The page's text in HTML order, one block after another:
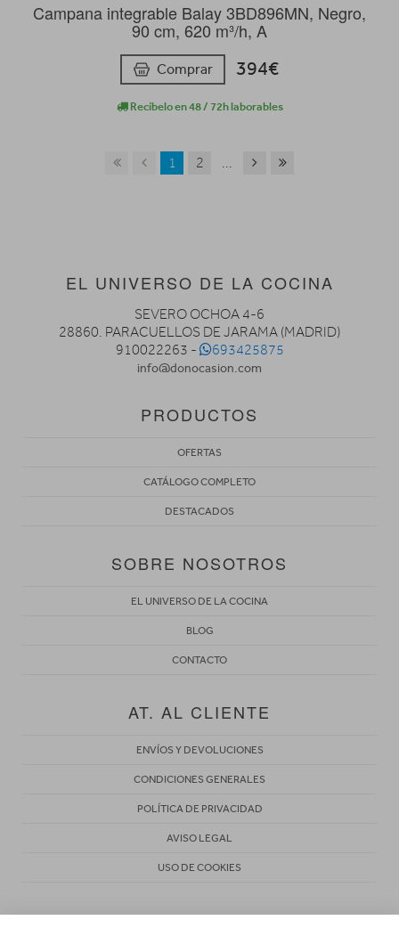
Campana integrable Balay 3BD896MN, Negro,
90 cm, 620 m³/h, A
Comprar 394€
Recíbelo en 48 / 72h laborables
1 2 ...
EL UNIVERSO DE LA COCINA
SEVERO OCHOA 4-6
28860. PARACUELLOS DE JARAMA (MADRID)
910022263 -
693425875
info@donocasion.com
PRODUCTOS
OFERTAS
CATÁLOGO COMPLETO
DESTACADOS
SOBRE NOSOTROS
EL UNIVERSO DE LA COCINA
BLOG
CONTACTO
AT. AL CLIENTE
ENVÍOS Y DEVOLUCIONES
CONDICIONES GENERALES
POLÍTICA DE PRIVACIDAD
AVISO LEGAL
USO DE COOKIES